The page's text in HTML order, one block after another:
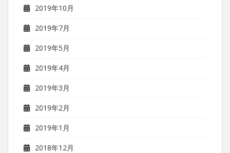
2019年10月
2019年7月
2019年5月
2019年4月
2019年3月
2019年2月
2019年1月
2018年12月